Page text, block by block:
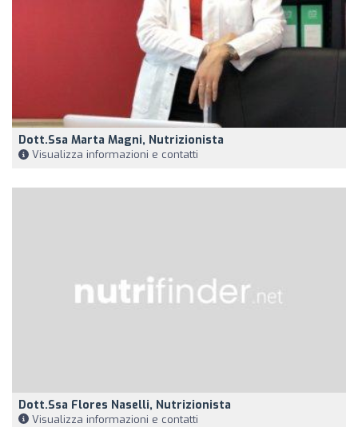
Dott.ssa Marta Magni, Nutrizionista
Visualizza informazioni e contatti
Dott.ssa Flores Naselli, Nutrizionista
Visualizza informazioni e contatti